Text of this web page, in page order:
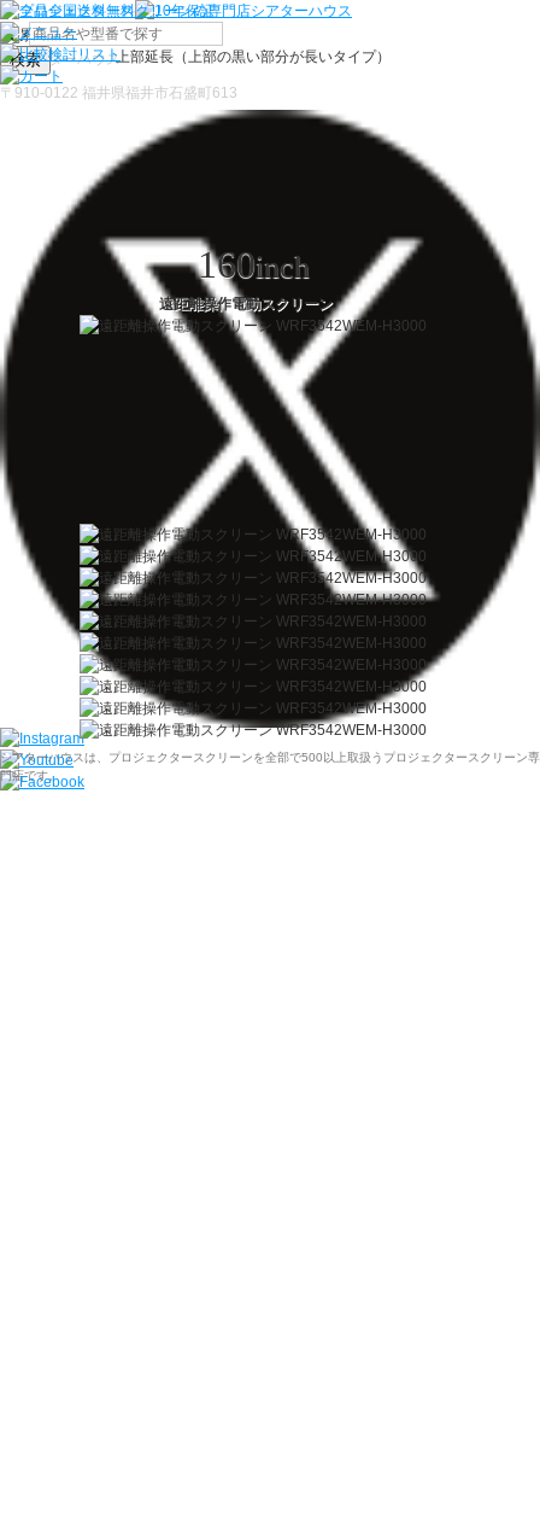
検索 上部延長（上部の黒い部分が長いタイプ）
160inch
遠距離操作電動スクリーン
〒910-0122 福井県福井市石盛町613
シアターハウスは、プロジェクタースクリーンを全部で500以上取扱うプロジェクタースクリーン専
門店です。